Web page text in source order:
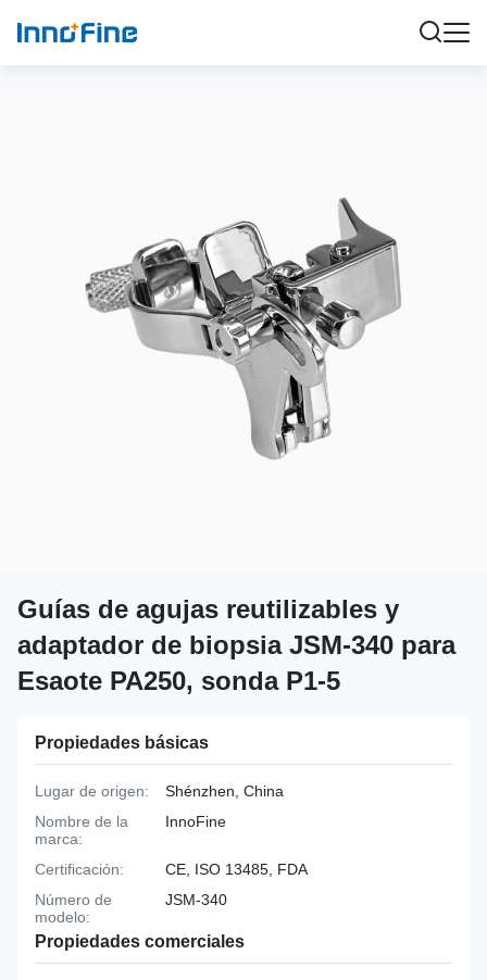
Guías de agujas reutilizables y
adaptador de biopsia JSM-340 para
Esaote PA250, sonda P1-5
Propiedades básicas
Lugar de origen:
Shénzhen, China
Nombre de la
marca:
InnoFine
Certificación:
CE, ISO 13485, FDA
Número de
modelo:
JSM-340
Propiedades comerciales